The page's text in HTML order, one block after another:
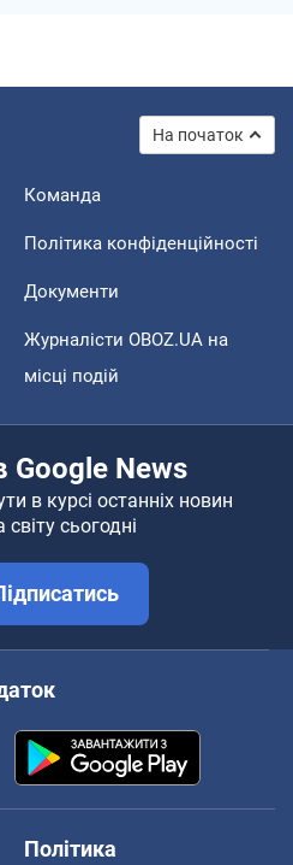
На початок
Команда
Політика конфіденційності
Документи
Журналісти OBOZ.UA на
місці подій
Google News
в курсі останніх новин
світу сьогодні
Політика